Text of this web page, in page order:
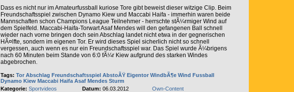
Dass es nicht nur im Amateurfussball kuriose Tore gibt beweist dieser witzige Clip. Beim
Freundschaftsspiel zwischen Dynamo Kiew und Maccabi Haifa - immerhin waren beide
Mannschaften schon Champions League Teilnehmer - herrschte stÃ¼rmiger Wind auf
dem Spielfeld. Maccabi-Haifa-Torwart Asaf Mendes will den gefangenen Ball schnell
wieder nach vorne bringen doch sein Abschlag landet nicht etwa in der gegnerischen
HÃ¤lfte, sondern im eigenen Tor. Er wird dieses Spiel sicherlich nicht so schnell
vergessen, auch wenn es nur ein Freundschaftsspiel war. Das Spiel wurde Ã¼brigens
nach 60 Minuten beim Stande von 6:0 fÃ¼r Kiew aufgrund des starken Windes
abgebrochen.
Tags: Tor Abschlag Freundschaftsspiel AbstoÃŸ Eigentor WindbÃ¶e Wind Fussball
Dynamo Kiew Maccabi Haifa Asaf Mendes Sturm
Kategorie: Sportvideos Datum: 06.03.2012
Own-Content